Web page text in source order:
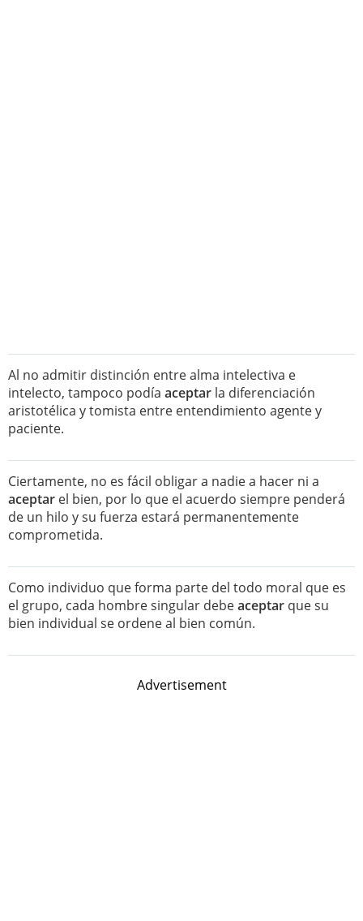
Al no admitir distinción entre alma intelectiva e
intelecto, tampoco podía aceptar la diferenciación
aristotélica y tomista entre entendimiento agente y
paciente.
Ciertamente, no es fácil obligar a nadie a hacer ni a
aceptar el bien, por lo que el acuerdo siempre penderá
de un hilo y su fuerza estará permanentemente
comprometida.
Como individuo que forma parte del todo moral que es
el grupo, cada hombre singular debeaceptar que su
bien individual se ordene al bien común.
Advertisement